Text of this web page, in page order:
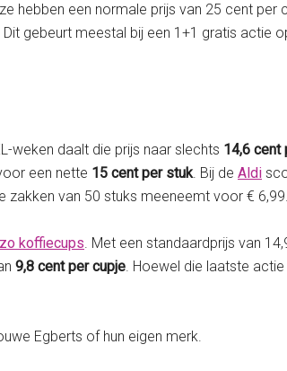
hebben een normale prijs van 25 cent per
Dit gebeurt meestal bij een 1+1 gratis actie
weken daalt die prijs naar slechts 14,6 cent
een nette 15 cent per stuk. Bij de Aldi
zakken van 50 stuks meeneemt voor € 6,99.
koffiecups. Met een standaardprijs van
9,8 cent per cupje. Hoewel die laatste
Egberts of hun eigen merk.